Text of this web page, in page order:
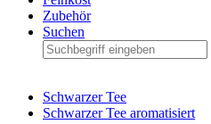
Zubehör
Suchen
Schwarzer Tee
Schwarzer Tee aromatisiert